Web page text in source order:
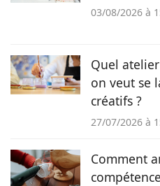
03/08/2026 à
Quel
on veut se
créatifs ?
27/07/2026 à
Comment